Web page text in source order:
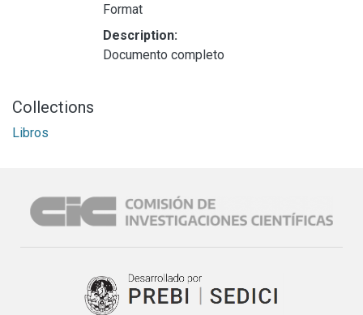
Format
Description:
Documento completo
Collections
Libros